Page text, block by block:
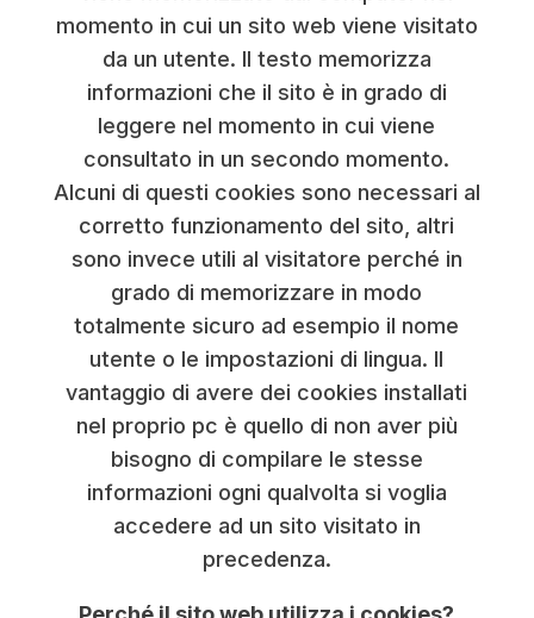
momento in cui un sito web viene visitato
da un utente. Il testo memorizza
informazioni che il sito è in grado di
leggere nel momento in cui viene
consultato in un secondo momento.
Alcuni di questi cookies sono necessari al
corretto funzionamento del sito, altri
sono invece utili al visitatore perché in
grado di memorizzare in modo
totalmente sicuro ad esempio il nome
utente o le impostazioni di lingua. Il
vantaggio di avere dei cookies installati
nel proprio pc è quello di non aver più
bisogno di compilare le stesse
informazioni ogni qualvolta si voglia
accedere ad un sito visitato in
precedenza.